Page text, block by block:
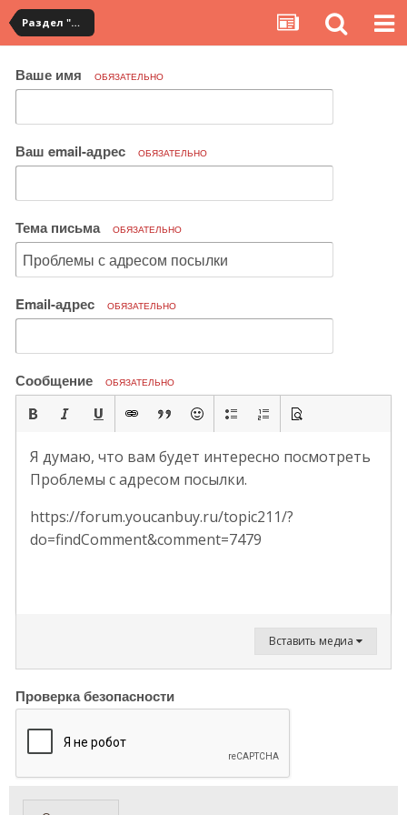
Раздел "Мои посылки" на сервисе YouCanBuy
Ваше имя ОБЯЗАТЕЛЬНО
Ваш email-адрес ОБЯЗАТЕЛЬНО
Тема письма ОБЯЗАТЕЛЬНО
Email-адрес ОБЯЗАТЕЛЬНО
Сообщение ОБЯЗАТЕЛЬНО
Я думаю, что вам будет интересно посмотреть
Проблемы с адресом посылки.
https://forum.youcanbuy.ru/topic211/?
do=findComment&comment=7479
Вставить медиа
Проверка безопасности